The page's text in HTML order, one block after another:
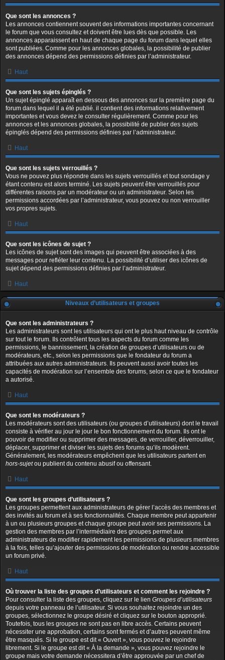
Que sont les annonces ?
Les annonces contiennent souvent des informations importantes concernant
le forum que vous consultez et doivent être lues dès que possible. Les
annonces apparaissent en haut de chaque page du forum dans lequel elles
sont publiées. Comme pour les annonces globales, la possibilité de publier
des annonces dépend des permissions définies par l’administrateur.
Haut
Que sont les sujets épinglés ?
Un sujet épinglé apparaît en dessous des annonces sur la première page du
forum dans lequel il a été publié. il contient des informations relativement
importantes et vous devez le consulter régulièrement. Comme pour les
annonces et les annonces globales, la possibilité de publier des sujets
épinglés dépend des permissions définies par l’administrateur.
Haut
Que sont les sujets verrouillés ?
Vous ne pouvez plus répondre dans les sujets verrouillés et tout sondage y
étant contenu est alors terminé. Les sujets peuvent être verrouillés pour
différentes raisons par un modérateur ou un administrateur. Selon les
permissions accordées par l’administrateur, vous pouvez ou non verrouiller
vos propres sujets.
Haut
Que sont les icônes de sujet ?
Les icônes de sujet sont des images qui peuvent être associées à des
messages pour refléter leur contenu. La possibilité d’utiliser des icônes de
sujet dépend des permissions définies par l’administrateur.
Haut
Niveaux d’utilisateurs et groupes
Que sont les administrateurs ?
Les administrateurs sont les utilisateurs qui ont le plus haut niveau de contrôle
sur tout le forum. Ils contrôlent tous les aspects du forum comme les
permissions, le bannissement, la création de groupes d’utilisateurs ou de
modérateurs, etc., selon les permissions que le fondateur du forum a
attribuées aux autres administrateurs. Ils peuvent aussi avoir toutes les
capacités de modération sur l’ensemble des forums, selon ce que le fondateur
a autorisé.
Haut
Que sont les modérateurs ?
Les modérateurs sont des utilisateurs (ou groupes d’utilisateurs) dont le travail
consiste à vérifier au jour le jour le bon fonctionnement du forum. Ils ont le
pouvoir de modifier ou supprimer des messages, de verrouiller, déverrouiller,
déplacer, supprimer et diviser les sujets des forums qu’ils modèrent.
Généralement, les modérateurs empêchent que les utilisateurs partent en
hors-sujetou publient du contenu abusif ou offensant.
Haut
Que sont les groupes d’utilisateurs ?
Les groupes permettent aux administrateurs de gérer l’accès des membres et
des invités au forum et à ses fonctionnalités. Chaque membre peut appartenir
à un ou plusieurs groupes et chaque groupe peut avoir ses permissions. La
gestion des membres par l’intermédiaire des groupes permet aux
administrateurs de modifier rapidement les permissions de plusieurs membres
à la fois, telles qu’ajouter des permissions de modération ou rendre accessible
un forum privé.
Haut
Où trouver la liste des groupes d’utilisateurs et comment les rejoindre ?
Pour consulter la liste des groupes, cliquez sur le lien Groupes d’utilisateurs
depuis votre panneau de l’utilisateur. Si vous souhaitez rejoindre un des
groupes, sélectionnez le groupe désiré et cliquez sur le bouton approprié.
Toutefois, tous les groupes ne sont pas en libre accès. Certains peuvent
nécessiter une approbation, certains sont fermés et d’autres peuvent même
être masqués. Si le groupe est dit « Ouvert », vous pouvez le rejoindre
librement. Si le groupe est dit « À la demande », vous pouvez rejoindre le
groupe mais votre demande nécessitera d’être approuvée par un chef de